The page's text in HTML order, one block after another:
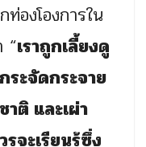
ท่องโองการใน
“เราถูกเลี้ยงดู
ระจัดกระจาย
ติ และเผ่า
จะเรียนรู้ซึ่ง